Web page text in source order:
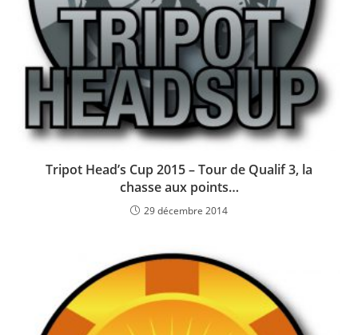
Tripot Head’s Cup 2015 – Tour de Qualif 3, la
chasse aux points…
29 décembre 2014